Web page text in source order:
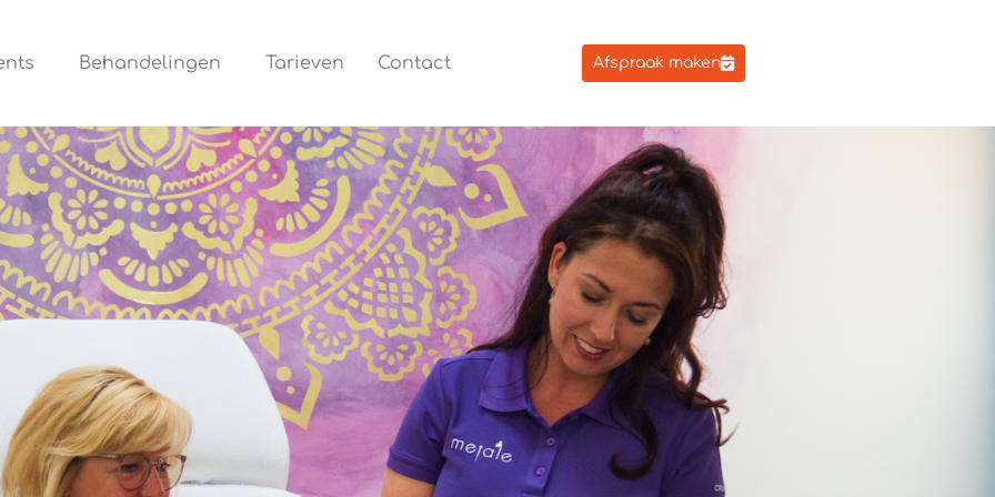
Behandelingen Tarieven Contact Afspraak maken